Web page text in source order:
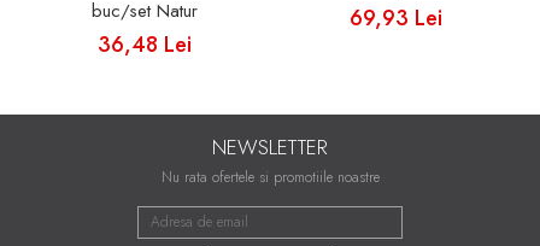
buc/set Natur
36,48 Lei
69,93 Lei
NEWSLETTER
Nu rata ofertele si promotiile noastre